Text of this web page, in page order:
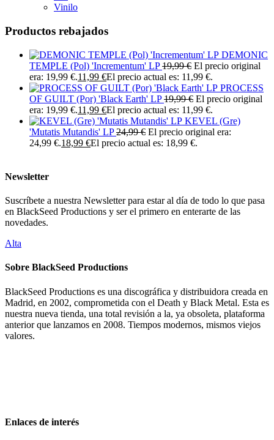
Vinilo
Productos rebajados
DEMONIC
TEMPLE (Pol) 'Incrementum' LP 19,99€ El precio original
era: 19,99 €.11,99 €El precio actual es: 11,99 €.
PROCESS
OF GUILT (Por) 'Black Earth' LP 19,99€ El precio original
era: 19,99 €.11,99 €El precio actual es: 11,99 €.
KEVEL (Gre)
'Mutatis Mutandis' LP 24,99€ El precio original era:
24,99 €.18,99 €El precio actual es: 18,99 €.
Newsletter
Suscríbete a nuestra Newsletter para estar al día de todo lo que pasa
en BlackSeed Productions y ser el primero en enterarte de las
novedades.
Alta
Sobre BlackSeed Productions
BlackSeed Productions es una discográfica y distribuidora creada en
Madrid, en 2002, comprometida con el Death y Black Metal. Esta es
nuestra nueva tienda, una total revisión a la, ya obsoleta, plataforma
anterior que lanzamos en 2008. Tiempos modernos, mismos viejos
valores.
Enlaces de interés